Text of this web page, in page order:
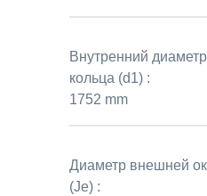
Внутренний
кольца (d1) :
1752 mm
Диаметр внешней
(Je) :